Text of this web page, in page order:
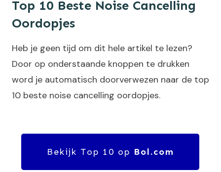
Top 10 Beste Noise Cancelling
Oordopjes
Heb je geen tijd om dit hele artikel te lezen?
Door op onderstaande knoppen te drukken
word je automatisch doorverwezen naar de top
10 beste noise cancelling oordopjes.
Bekijk Top 10 op Bol.com